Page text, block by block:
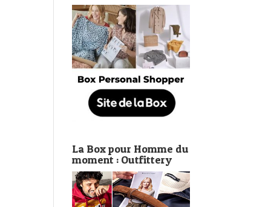
La Box pour Homme du
moment : Outfittery